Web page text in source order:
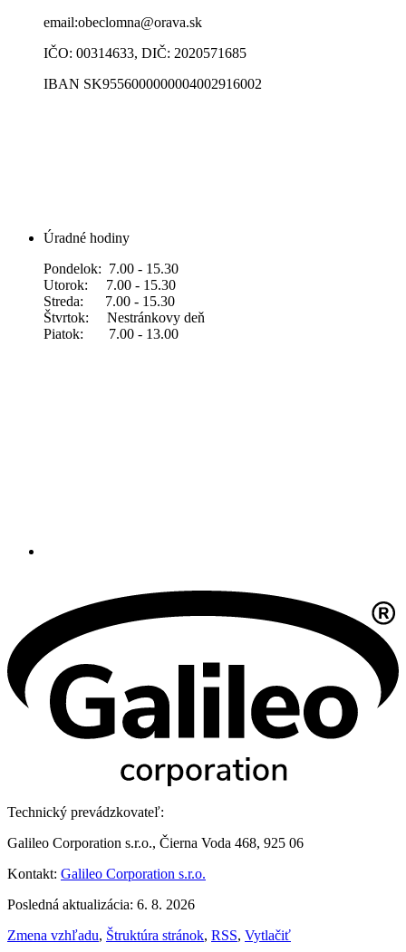
email:obeclomna@orava.sk
IČO: 00314633, DIČ: 2020571685
IBAN SK9556000000004002916002
Úradné hodiny
Pondelok: 7.00 - 15.30
Utorok: 7.00 - 15.30
Streda: 7.00 - 15.30
Štvrtok: Nestránkovy deň
Piatok: 7.00 - 13.00
Technický prevádzkovateľ:
Galileo Corporation s.r.o., Čierna Voda 468, 925 06
Kontakt: Galileo Corporation s.r.o.
Posledná aktualizácia: 6. 8. 2026
Zmena vzhľadu, Štruktúra stránok, RSS, Vytlačiť